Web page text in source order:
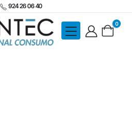
924 26 06 40
0